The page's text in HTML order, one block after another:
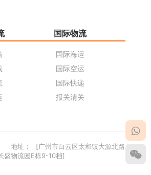
国际物流
国际海运
国际空运
国际快递
报关清关
地址：
[广州市白云区太和镇大源北路
盛物流园E栋9-10档]